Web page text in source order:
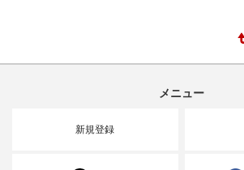
メニュー
新規登録